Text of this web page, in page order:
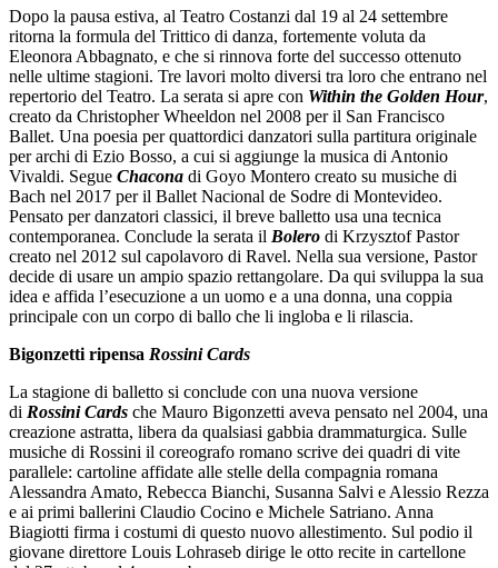
Dopo la pausa estiva, al Teatro Costanzi dal 19 al 24 settembre
ritorna la formula del Trittico di danza, fortemente voluta da
Eleonora Abbagnato, e che si rinnova forte del successo ottenuto
nelle ultime stagioni. Tre lavori molto diversi tra loro che entrano nel
repertorio del Teatro. La serata si apre con Within the Golden Hour,
creato da Christopher Wheeldon nel 2008 per il San Francisco
Ballet. Una poesia per quattordici danzatori sulla partitura originale
per archi di Ezio Bosso, a cui si aggiunge la musica di Antonio
Vivaldi. Segue Chacona di Goyo Montero creato su musiche di
Bach nel 2017 per il Ballet Nacional de Sodre di Montevideo.
Pensato per danzatori classici, il breve balletto usa una tecnica
contemporanea. Conclude la serata il Bolero di Krzysztof Pastor
creato nel 2012 sul capolavoro di Ravel. Nella sua versione, Pastor
decide di usare un ampio spazio rettangolare. Da qui sviluppa la sua
idea e affida l’esecuzione a un uomo e a una donna, una coppia
principale con un corpo di ballo che li ingloba e li rilascia.
Bigonzetti ripensa Rossini Cards
La stagione di balletto si conclude con una nuova versione
di Rossini Cards che Mauro Bigonzetti aveva pensato nel 2004, una
creazione astratta, libera da qualsiasi gabbia drammaturgica. Sulle
musiche di Rossini il coreografo romano scrive dei quadri di vite
parallele: cartoline affidate alle stelle della compagnia romana
Alessandra Amato, Rebecca Bianchi, Susanna Salvi e Alessio Rezza
e ai primi ballerini Claudio Cocino e Michele Satriano. Anna
Biagiotti firma i costumi di questo nuovo allestimento. Sul podio il
giovane direttore Louis Lohraseb dirige le otto recite in cartellone